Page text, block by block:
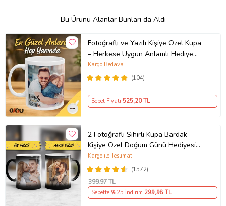
Bu Ürünü Alanlar Bunları da Aldı
Fotoğraflı ve Yazılı Kişiye Özel Kupa
– Herkese Uygun Anlamlı Hediye
Porselen Baskılı Kupa (Beyaz)
(104)
Kargo Bedava
Sepet Fiyatı 525,20 TL
2 Fotoğraflı Sihirli Kupa Bardak
Kişiye Özel Doğum Günü Hediyesi
Sevgiliye Hediye Anneye Babaya
Ablaya Abiye Kız Erkek Kardeşe
Arkadaşa Resimli Günü Yıl Dönümü
Hediyesi
(1572)
Kargo ile Teslimat
399,97 TL
Sepette %25 İndirim 299,98 TL